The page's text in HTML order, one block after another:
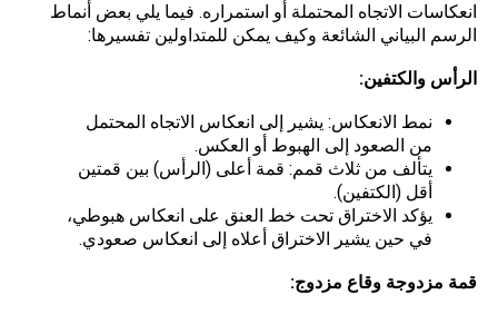
انعكاسات الاتجاه المحتملة أو استمراره. فيما يلي بعض أنماط
الرسم البياني الشائعة وكيف يمكن للمتداولين تفسيرها:
الرأس والكتفين:
نمط الانعكاس: يشير إلى انعكاس الاتجاه المحتمل
من الصعود إلى الهبوط أو العكس.
يتألف من ثلاث قمم: قمة أعلى (الرأس) بين قمتين
أقل (الكتفين).
يؤكد الاختراق تحت خط العنق على انعكاس هبوطي،
في حين يشير الاختراق أعلاه إلى انعكاس صعودي.
قمة مزدوجة وقاع مزدوج: